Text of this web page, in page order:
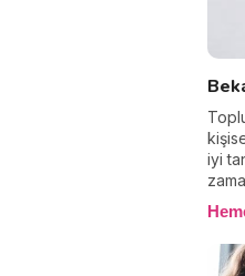
iyi